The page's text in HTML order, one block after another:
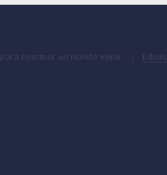
cosntruir un mundo mejor